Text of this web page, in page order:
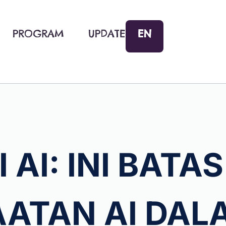
PROGRAM UPDATE EN
AI: INI BATAS
AI